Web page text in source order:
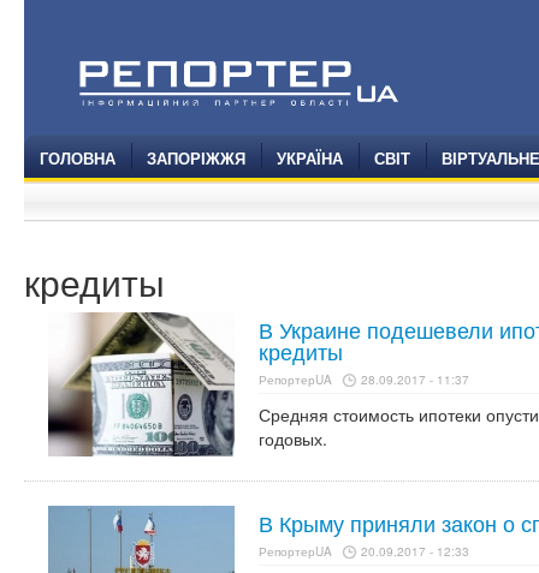
ГОЛОВНА ЗАПОРІЖЖЯ УКРАЇНА СВІТ
кредиты
В Украине подешевели
кредиты
РепортерUA 28.09.2017 - 11:37
Средняя стоимость ипотеки
годовых.
В Крыму приняли закон о
РепортерUA 20.09.2017 - 12:33